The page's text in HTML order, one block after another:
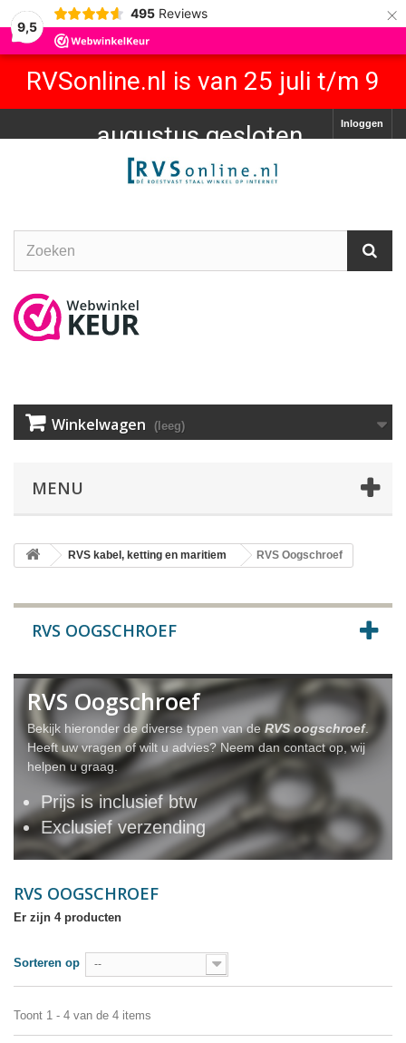
9,5
495 Reviews ×
RVSonline.nl is van 25 juli t/m 9
augustus gesloten.
Inloggen
Winkelwagen (leeg)
MENU
RVS kabel, ketting en maritiem RVS Oogschroef
RVS OOGSCHROEF
RVS Oogschroef
Bekijk hieronder de diverse typen van de RVS oogschroef.
Heeft uw vragen of wilt u advies? Neem dan contact op, wij
helpen u graag.
Prijs is inclusief btw
Exclusief verzending
RVS OOGSCHROEF
Er zijn 4 producten
Sorteren op --
Toont 1 - 4 van de 4 items